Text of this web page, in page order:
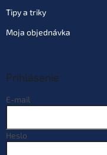
Tipy a triky
Moja objednávka
Prihlásenie
E-mail
Heslo